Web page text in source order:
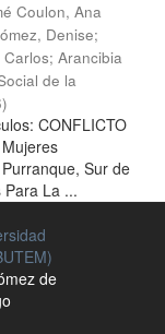
Coulon, Ana
Denise;
; Arancibia
de la
)
CONFLICTO
Sur de
Para La ...
de